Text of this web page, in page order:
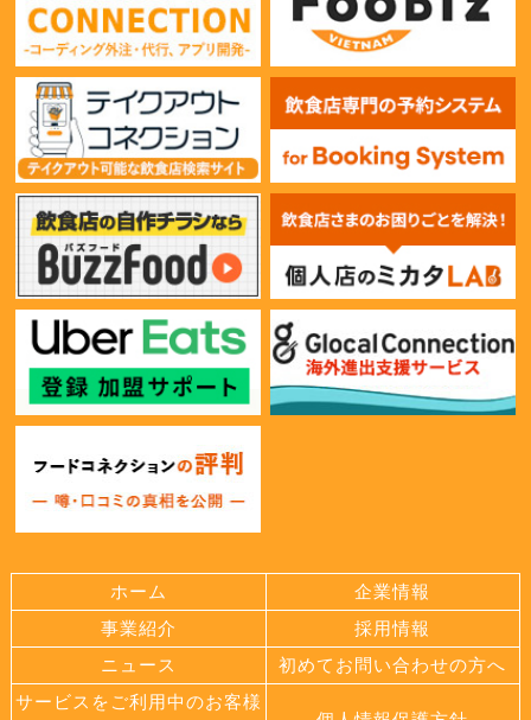
ホーム
企業情報
事業紹介
採用情報
ニュース
初めてお問い合わせの方へ
サービスをご利用中のお客様